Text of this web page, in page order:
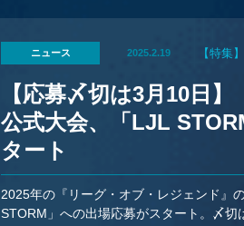
ニュース 2025.2.19 【特集
【応募〆切は3月10日
公式大会、「LJL
タート
2025年の『リーグ・オブ・レジェンド』
STORM」への出場応募がスタート。〆切